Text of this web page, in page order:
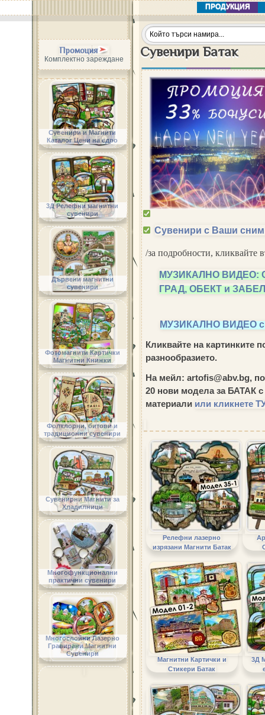
ПРОДУКЦИЯ
Сувенири Батак
Сувенири с Ваши
/за подробности, кликвайте
МУЗИКАЛНО ВИДЕО:
ГРАД, ОБЕКТ и
МУЗИКАЛНО ВИДЕО
Кликвайте на картинките
разнообразието.
На мейл: artofis@abv.bg,
20 нови модела за БАТАК
материали или кликнете
Релефни лазерно
изрязани Магнити Батак
Магнитни Картички и
Стикери Батак
3Д
Промоция
Комплектно зареждане
Сувенири и Магнити
Каталог Цени на едро
3Д Релефни магнитни
сувенири
Дървени магнитни
сувенири
Фотомагнити Картички
Магнитни Книжки
Фолклорни, битови и
традиционни сувенири
Сувенирни Магнити за
Хладилници
Многофункционални
практични сувенири
Многослойни Лазерно
Гравирани Магнитни
Сувенири